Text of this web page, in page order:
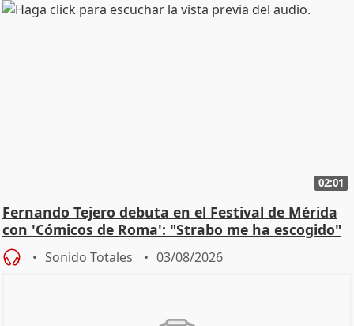
02:01
Fernando Tejero debuta en el Festival de Mérida
con 'Cómicos de Roma': "Strabo me ha escogido"
Sonido Totales 03/08/2026